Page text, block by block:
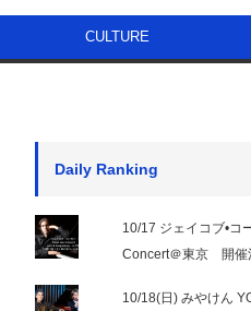
CULTURE
Daily Ranking
10/17 ジェイコブ•コ
Concert＠東京 開催
10/18(日) みやけん